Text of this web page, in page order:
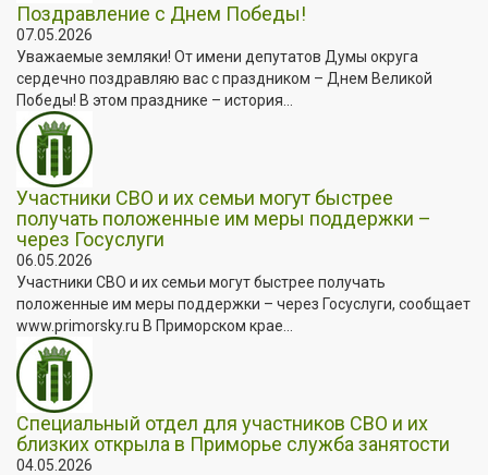
Поздравление с Днем Победы!
07.05.2026
Уважаемые земляки! От имени депутатов Думы округа
сердечно поздравляю вас с праздником – Днем Великой
Победы! В этом празднике – история...
Участники СВО и их семьи могут быстрее
получать положенные им меры поддержки –
через Госуслуги
06.05.2026
Участники СВО и их семьи могут быстрее получать
положенные им меры поддержки – через Госуслуги, сообщает
www.primorsky.ru В Приморском крае...
Специальный отдел для участников СВО и их
близких открыла в Приморье служба занятости
04.05.2026